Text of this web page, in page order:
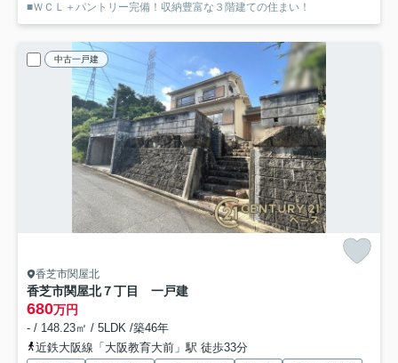
■ＷＣＬ＋パントリー完備！収納豊富な３階建ての住まい！
中古一戸建
香芝市関屋北
香芝市関屋北７丁目 一戸建
680万円
- / 148.23㎡ / 5LDK /築46年
近鉄大阪線「大阪教育大前」駅 徒歩33分